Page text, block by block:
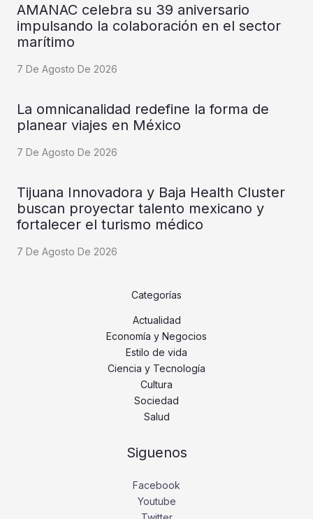
AMANAC celebra su 39 aniversario
impulsando la colaboración en el sector
marítimo
7 De Agosto De 2026
La omnicanalidad redefine la forma de
planear viajes en México
7 De Agosto De 2026
Tijuana Innovadora y Baja Health Cluster
buscan proyectar talento mexicano y
fortalecer el turismo médico
7 De Agosto De 2026
Categorías
Actualidad
Economía y Negocios
Estilo de vida
Ciencia y Tecnología
Cultura
Sociedad
Salud
Siguenos
Facebook
Youtube